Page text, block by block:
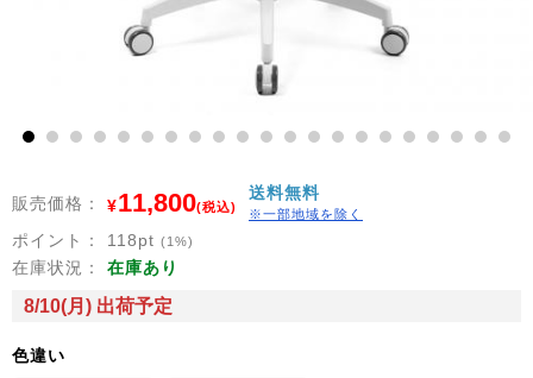
10 11 12 13 14 15 16 17 18 19 20
販売価格： ¥11,800(税込)
送料無料
※一部地域を除く
ポイント： 118pt (1%)
在庫状況： 在庫あり
8/10(月) 出荷予定
色違い